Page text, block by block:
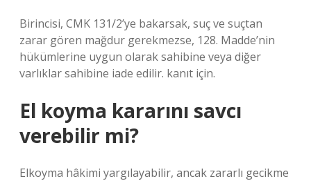
Birincisi, CMK 131/2’ye bakarsak, suç ve suçtan
zarar gören mağdur gerekmezse, 128. Madde’nin
hükümlerine uygun olarak sahibine veya diğer
varlıklar sahibine iade edilir. kanıt için.
El koyma kararını savcı
verebilir mi?
Elkoyma hâkimi yargılayabilir, ancak zararlı gecikme